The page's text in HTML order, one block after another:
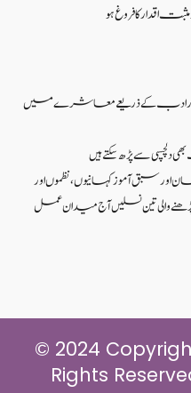
اقدار کا فروغ ہو
اور ادب کے ذریعے معاشرے میں
اور سبق آموزکہانیوں ،نظموں اور
والی تین نسلیں آج میدان عمل
© 2024
Rights